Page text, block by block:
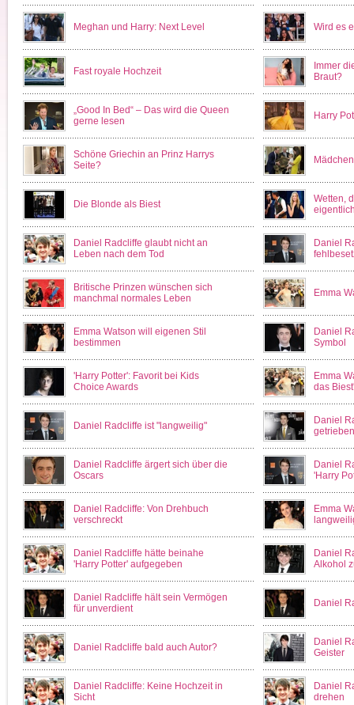
Meghan und Harry: Next Level Wird es
Fast royale Hochzeit
Immer
Braut?
„Good In Bed“ – Das wird die Queen
gerne lesen
Harry
Schöne Griechin an Prinz Harrys
Seite?
Die Blonde als Biest
Wetten,
Daniel Radcliffe glaubt nicht an
Leben nach dem Tod
Daniel
Britische Prinzen wünschen sich
manchmal normales Leben
Emma
Emma Watson will eigenen Stil
bestimmen
Daniel
Symbol
'Harry Potter': Favorit bei Kids
Choice Awards
Emma
das
Daniel Radcliffe ist "langweilig"
Daniel
getrieben
Daniel Radcliffe ärgert sich über die
Oscars
Daniel
'Harry
Daniel Radcliffe: Von Drehbuch
verschreckt
Emma
Daniel Radcliffe hätte beinahe
'Harry Potter' aufgegeben
Daniel
Alkohol
Daniel Radcliffe hält sein Vermögen
für unverdient
Daniel
Daniel Radcliffe bald auch Autor?
Daniel
Geister
Daniel Radcliffe: Keine Hochzeit in
Sicht
Daniel
drehen